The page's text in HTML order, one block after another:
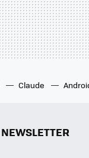
Claude